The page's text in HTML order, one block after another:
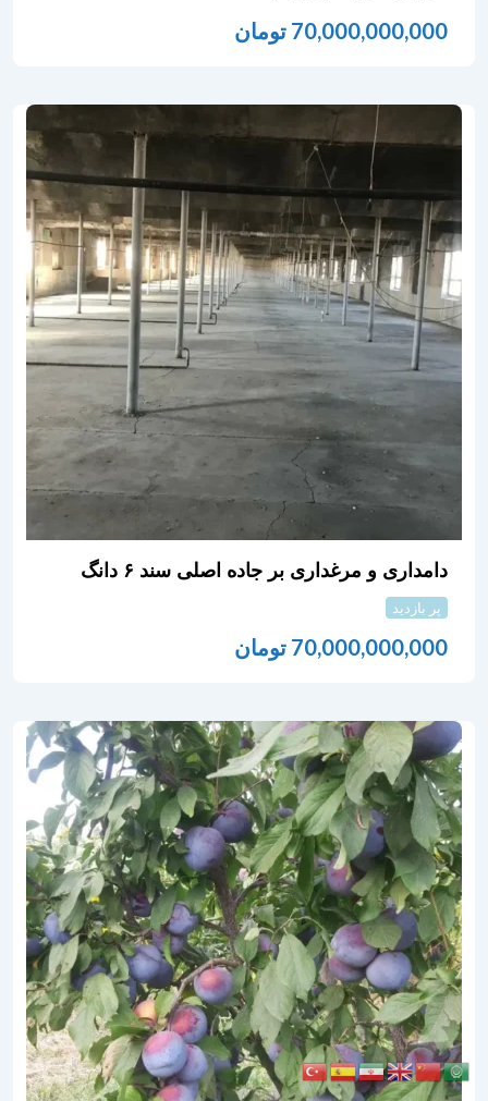
70,000,000,000 تومان
دامداری و مرغداری بر جاده اصلی سند ۶ دانگ
پر بازدید
70,000,000,000 تومان